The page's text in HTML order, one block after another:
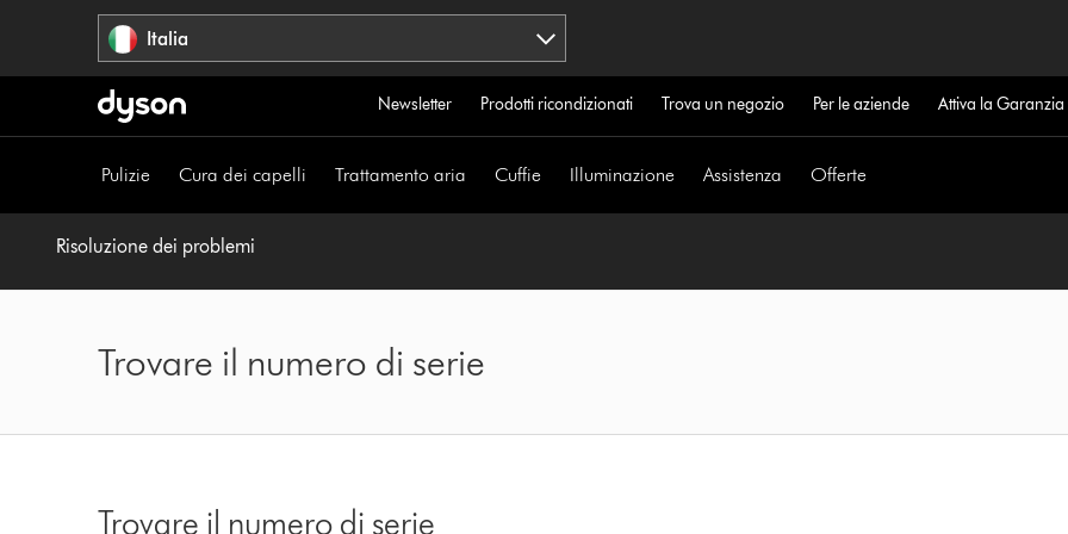
Italia
Newsletter Prodotti ricondizionati Trova un negozio Per le aziende Attiva la
Pulizie Cura dei capelli Trattamento aria Cuffie Illuminazione Assistenza Offerte
Risoluzione dei problemi
Trovare il numero di serie
Trovare il numero di serie